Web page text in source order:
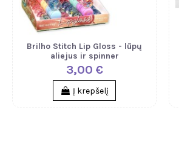
Brilho Stitch Lip Gloss - lūpų
aliejus ir spinner
3,00 €
Į krepšelį